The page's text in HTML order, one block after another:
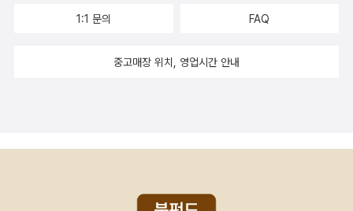
1:1 문의 FAQ
중고매장 위치, 영업시간 안내